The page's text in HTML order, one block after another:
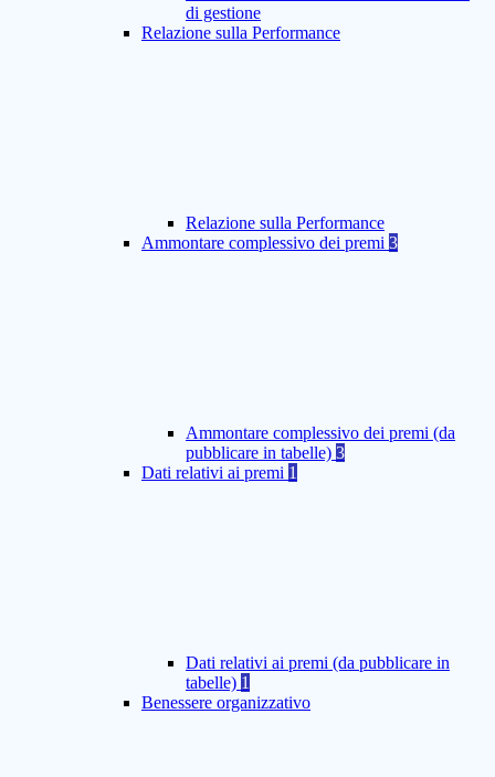
di gestione
Relazione sulla Performance
Relazione sulla Performance
Ammontare complessivo dei premi 3
Ammontare complessivo dei premi (da
pubblicare in tabelle) 3
Dati relativi ai premi 1
Dati relativi ai premi (da pubblicare in
tabelle) 1
Benessere organizzativo